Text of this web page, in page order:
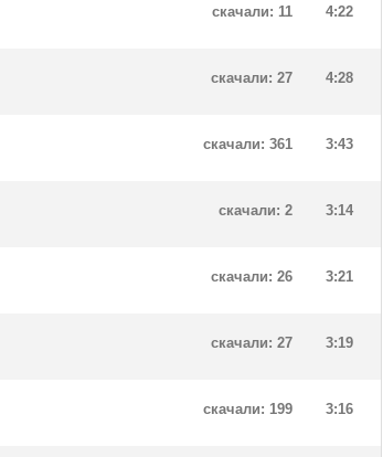
4:22
скачали: 11
4:28
скачали: 27
3:43
скачали: 361
3:14
скачали: 2
3:21
скачали: 26
3:19
скачали: 27
3:16
скачали: 199